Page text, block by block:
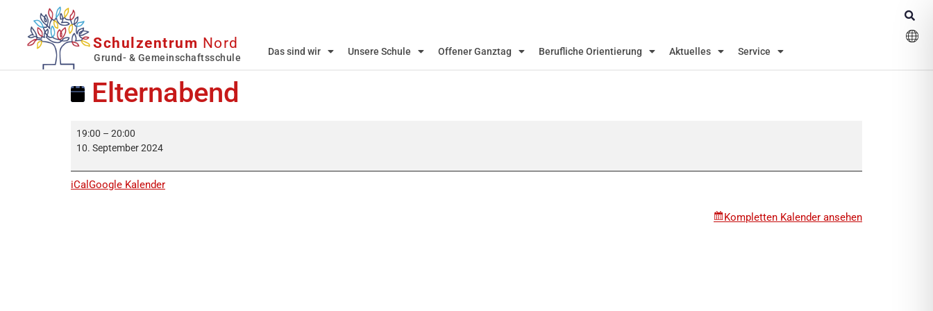
Schulzentrum Nord
Grund- & Gemeinschaftsschule
Das sind wir Unsere Schule Offener Ganztag Berufliche Orientierung Aktuelles Service
Elternabend
19:00 – 20:00
10. September 2024
iCal Google Kalender
Kompletten Kalender ansehen